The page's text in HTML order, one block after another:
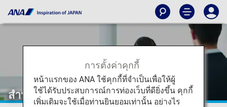
สำหรับลูกค้าที่เดินทางครั้งแรก
การตั้งค่าคุกกี้
หน้าแรกของ ANA ใช้คุกกี้ที่จำเป็นเพื่อให้ผู้
ใช้ได้รับประสบการณ์การท่องเว็บที่ดียิ่งขึ้น คุกกี้
เพิ่มเติมจะใช้เมื่อท่านยินยอมเท่านั้น อย่างไร